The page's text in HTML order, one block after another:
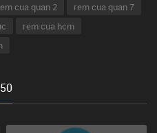
cua quan 2
rem cua quan 7
rem cua hcm